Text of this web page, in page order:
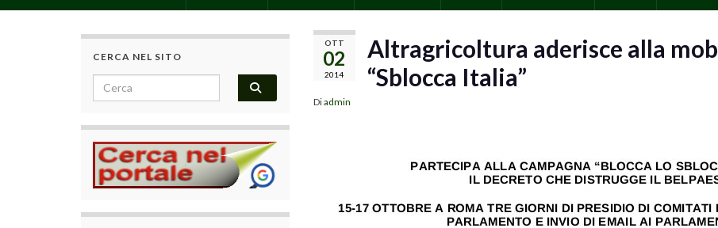
OTT
02
2014
Altragricoltura aderisce alla
“Sblocca Italia”
Diadmin
CERCA NEL SITO
Search for: